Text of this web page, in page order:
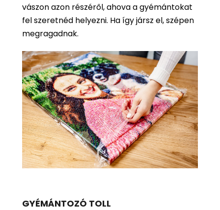
vászon azon részéről, ahova a gyémántokat
fel szeretnéd helyezni. Ha így jársz el, szépen
megragadnak.
GYÉMÁNTOZÓ TOLL